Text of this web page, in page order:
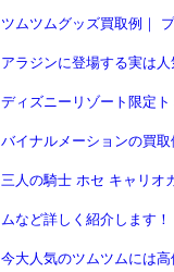
ツムツムグッズ買取例｜
アラジンに登場する実は
ディズニーリゾート限定
バイナルメーションの買
三人の騎士 ホセ キャリオ
ムなど詳しく紹介します！
今大人気のツムツムには